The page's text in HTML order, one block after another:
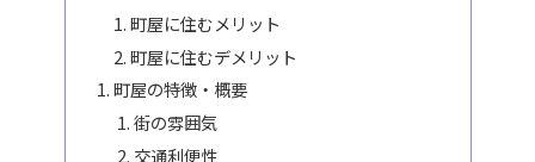
町屋に住むメリット
町屋に住むデメリット
町屋の特徴・概要
街の雰囲気
交通利便性